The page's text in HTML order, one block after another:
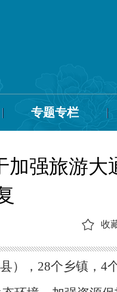
专题专栏
强旅游大
收
），28个乡镇，4